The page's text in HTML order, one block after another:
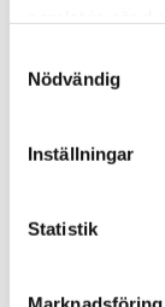
Nödvändig
Inställningar
Statistik